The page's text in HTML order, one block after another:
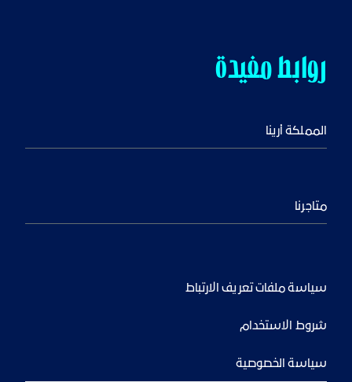
روابط مفيدة
المملكة أرينا
متاجرنا
سياسة ملفات تعريف الارتباط
شروط الاستخدام
سياسة الخصوصية